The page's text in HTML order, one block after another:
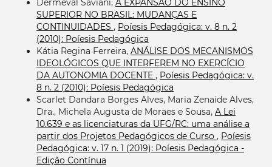
Dermeval Saviani, A EXPANSÃO DO ENSINO
SUPERIOR NO BRASIL: MUDANÇAS E
CONTINUIDADES , Poíesis Pedagógica: v. 8 n. 2
(2010): Poíesis Pedagógica
Kátia Regina Ferreira, ANÁLISE DOS MECANISMOS
IDEOLÓGICOS QUE INTERFEREM NO EXERCÍCIO
DA AUTONOMIA DOCENTE , Poíesis Pedagógica: v.
8 n. 2 (2010): Poíesis Pedagógica
Scarlet Dandara Borges Alves, Maria Zenaide Alves,
Dra., Michela Augusta de Moraes e Sousa, A Lei
10.639 e as licenciaturas da UFG/RC: uma análise a
partir dos Projetos Pedagógicos de Curso , Poíesis
Pedagógica: v. 17 n. 1 (2019): Poíesis Pedagógica -
Edição Contínua